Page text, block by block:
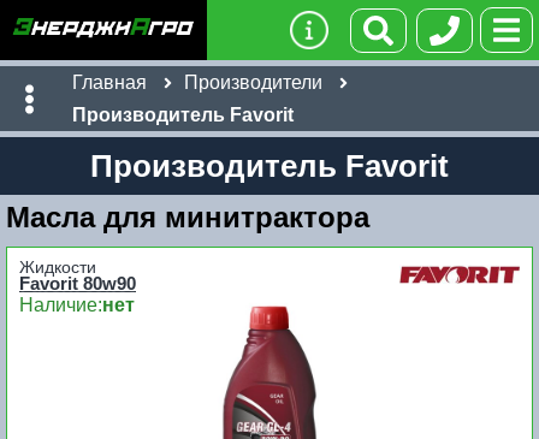
Главная
Производители
Производитель Favorit
Производитель Favorit
Масла для минитрактора
Жидкости
Favorit 80w90
Наличие:нет